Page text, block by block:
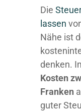
Die
lassen
Nähe ist
denken.
Kosten
Franken
guter